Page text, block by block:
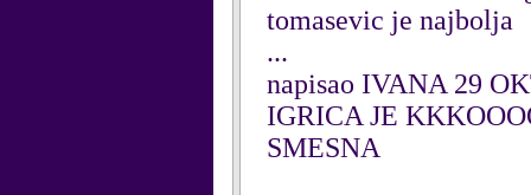
tomasevic je najbolja
...
napisao IVANA 29
IGRICA JE
SMESNA